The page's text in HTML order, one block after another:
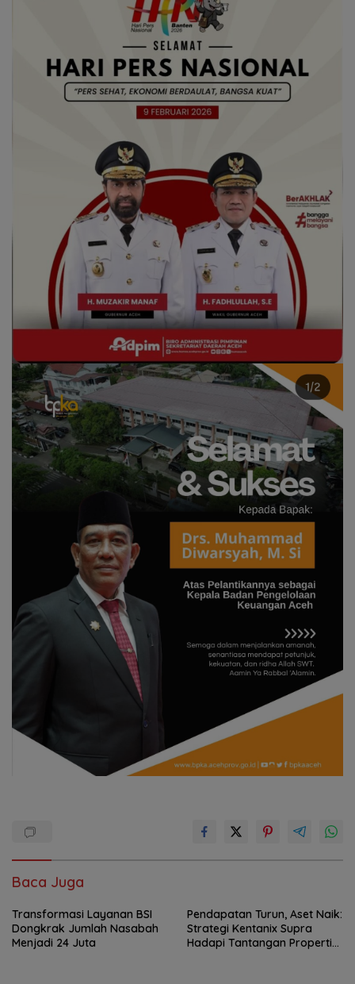
Baca Juga
Transformasi Layanan BSI
Dongkrak Jumlah Nasabah
Menjadi 24 Juta
Pendapatan Turun, Aset Naik:
Strategi Kentanix Supra
Hadapi Tantangan Properti